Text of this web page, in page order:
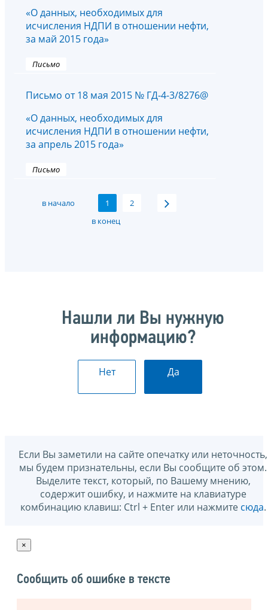
«О данных, необходимых для
исчисления НДПИ в отношении нефти,
за май 2015 года»
Письмо
Письмо от 18 мая 2015 № ГД-4-3/8276@
«О данных, необходимых для
исчисления НДПИ в отношении нефти,
за апрель 2015 года»
Письмо
в начало 1
2
в конец
Нашли ли Вы нужную
информацию?
Нет Да
Если Вы заметили на сайте опечатку или неточность,
мы будем признательны, если Вы сообщите об этом.
Выделите текст, который, по Вашему мнению,
содержит ошибку, и нажмите на клавиатуре
комбинацию клавиш: Ctrl + Enter или нажмите сюда.
×
Сообщить об ошибке в тексте